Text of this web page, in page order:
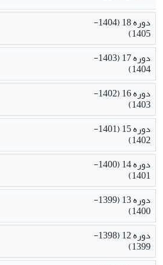
دوره 18 (1404-
1405)
دوره 17 (1403-
1404)
دوره 16 (1402-
1403)
دوره 15 (1401-
1402)
دوره 14 (1400-
1401)
دوره 13 (1399-
1400)
دوره 12 (1398-
1399)